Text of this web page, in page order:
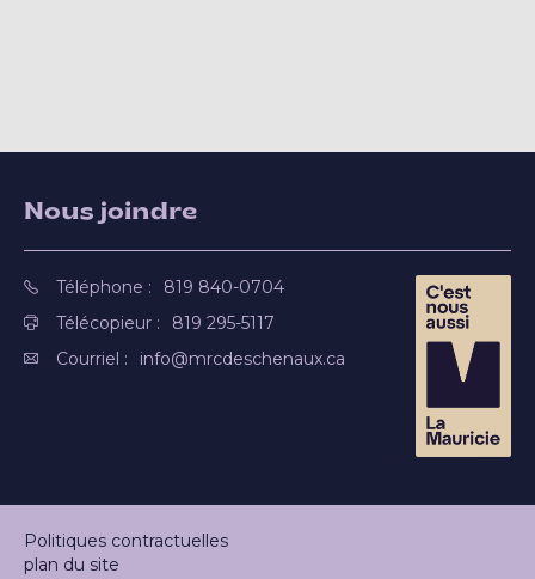
Nous joindre
Téléphone :
819 840-0704
Télécopieur :
819 295-5117
Courriel :
info@mrcdeschenaux.ca
Politiques contractuelles
plan du site